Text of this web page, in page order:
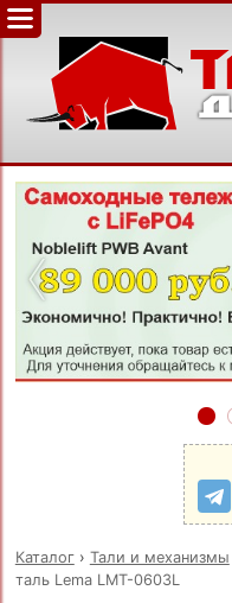
‹
Каталог› Тали и механизмы
таль Lema LMT-0603L